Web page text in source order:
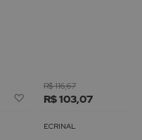
Adicionar
Lista
R$ 103,07
R$ 116,67
ECRINAL